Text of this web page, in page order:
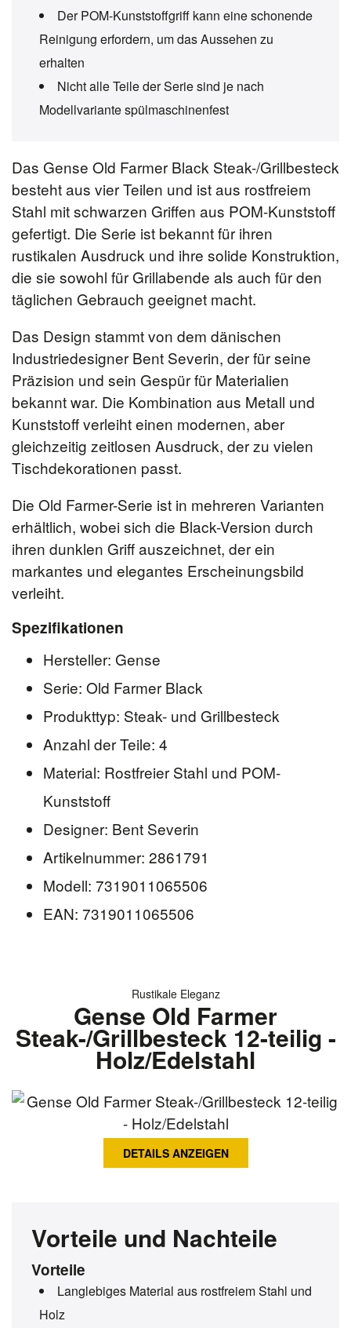
Das Gense Old Farmer Black Steak-/Grillbesteck
besteht aus vier Teilen und ist aus rostfreiem
Stahl mit schwarzen Griffen aus POM-Kunststoff
gefertigt. Die Serie ist bekannt für ihren
rustikalen Ausdruck und ihre solide Konstruktion,
die sie sowohl für Grillabende als auch für den
täglichen Gebrauch geeignet macht.
Das Design stammt von dem dänischen
Industriedesigner Bent Severin, der für seine
Präzision und sein Gespür für Materialien
bekannt war. Die Kombination aus Metall und
Kunststoff verleiht einen modernen, aber
gleichzeitig zeitlosen Ausdruck, der zu vielen
Tischdekorationen passt.
Die Old Farmer-Serie ist in mehreren Varianten
erhältlich, wobei sich die Black-Version durch
ihren dunklen Griff auszeichnet, der ein
markantes und elegantes Erscheinungsbild
verleiht.
Der POM-Kunststoffgriff kann eine schonende
Reinigung erfordern, um das Aussehen zu
erhalten
Nicht alle Teile der Serie sind je nach
Modellvariante spülmaschinenfest
Spezifikationen
Hersteller: Gense
Serie: Old Farmer Black
Produkttyp: Steak- und Grillbesteck
Anzahl der Teile: 4
Material: Rostfreier Stahl und POM-
Kunststoff
Designer: Bent Severin
Artikelnummer: 2861791
Modell: 7319011065506
EAN: 7319011065506
Rustikale Eleganz
Gense Old Farmer
Steak-/Grillbesteck 12-teilig -
Holz/Edelstahl
Vorteile und Nachteile
Vorteile
Langlebiges Material aus rostfreiem Stahl und
Holz
DETAILS ANZEIGEN